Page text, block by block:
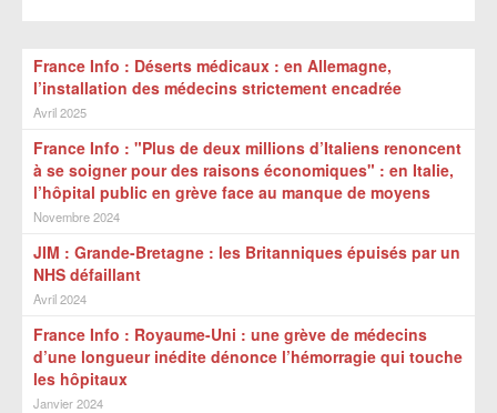
France Info : Déserts médicaux : en Allemagne,
l’installation des médecins strictement encadrée
Avril 2025
France Info : "Plus de deux millions d’Italiens renoncent
à se soigner pour des raisons économiques" : en Italie,
l’hôpital public en grève face au manque de moyens
Novembre 2024
JIM : Grande-Bretagne : les Britanniques épuisés par un
NHS défaillant
Avril 2024
France Info : Royaume-Uni : une grève de médecins
d’une longueur inédite dénonce l’hémorragie qui touche
les hôpitaux
Janvier 2024